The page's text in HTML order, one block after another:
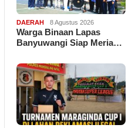
DAERAH 8 Agustus 2026
Warga Binaan Lapas
Banyuwangi Siap Meria…